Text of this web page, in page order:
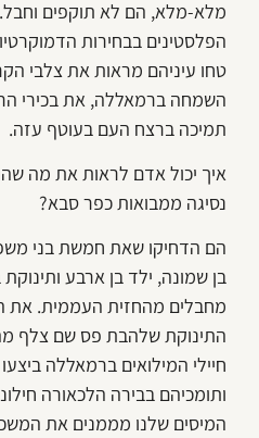
מלא-מלא, הם לא תוקפים
הפלסטינים בבחירות
טחו עיניהם מראות את צלבי
השמחה ברמאללה, את בכירי
תמיכה ברצח העם בעוטף עזה.
איך יכול אדם לראות את מה
נסיגה ממבואות כפר סבא?
הם הדחיקו שאת חמשת בני
בן שמונה, ילד בן ארבע
מחבלים מהחזית העממית. את
התינוקת שלהבת פס שם צלף
חיילי המילואים ברמאללה
ותומכיהם בבירה הלכאורה
המיסים שלנו מממנים את